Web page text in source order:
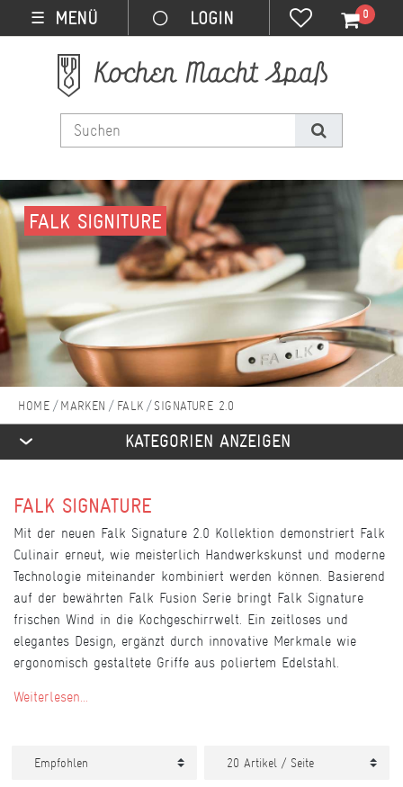
☰ MENÜ 0
FALK SIGNITURE
MARKEN FALK SIGNATURE 2.0
KATEGORIEN ANZEIGEN
FALK SIGNATURE
Mit der neuen Falk Signature 2.0 Kollektion demonstriert Falk
Culinair erneut, wie meisterlich Handwerkskunst und moderne
Technologie miteinander kombiniert werden können. Basierend
auf der bewährten Falk Fusion Serie bringt Falk Signature
frischen Wind in die Kochgeschirrwelt. Ein zeitloses und
elegantes Design, ergänzt durch innovative Merkmale wie
ergonomisch gestaltete Griffe aus poliertem Edelstahl.
Weiterlesen...